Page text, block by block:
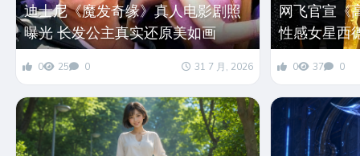
迪士尼《魔发奇缘》真人电影剧照
曝光 长发公主真实还原美如画
0 25 0 31 7 月, 2026
网飞官宣《
性感女星西
0 37 0